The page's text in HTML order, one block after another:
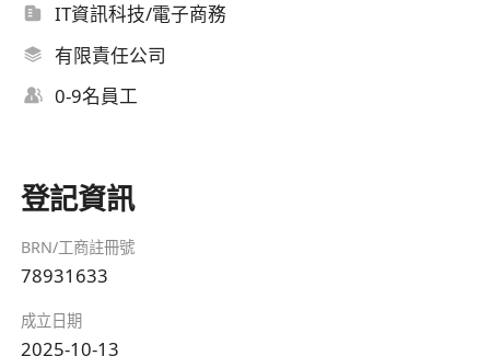
IT資訊科技/電子商務
有限責任公司
0-9名員工
登記資訊
BRN/工商註冊號
78931633
成立日期
2025-10-13